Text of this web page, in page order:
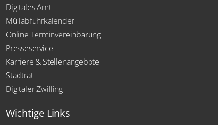
Digitales Amt
Müllabfuhrkalender
Online Terminvereinbarung
Presseservice
Karriere & Stellenangebote
Stadtrat
Digitaler Zwilling
Wichtige Links